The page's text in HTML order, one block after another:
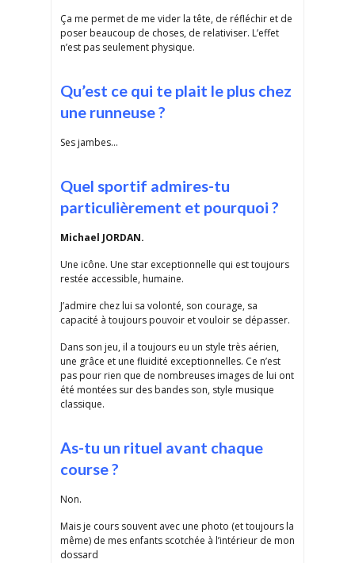
Ça me permet de me vider la tête, de réfléchir et de
poser beaucoup de choses, de relativiser. L’effet
n’est pas seulement physique.
Qu’est ce qui te plait le plus chez
une runneuse ?
Ses jambes…
Quel sportif admires-tu
particulièrement et pourquoi ?
Michael JORDAN.
Une icône. Une star exceptionnelle qui est toujours
restée accessible, humaine.
J’admire chez lui sa volonté, son courage, sa
capacité à toujours pouvoir et vouloir se dépasser.
Dans son jeu, il a toujours eu un style très aérien,
une grâce et une fluidité exceptionnelles. Ce n’est
pas pour rien que de nombreuses images de lui ont
été montées sur des bandes son, style musique
classique.
As-tu un rituel avant chaque
course ?
Non.
Mais je cours souvent avec une photo (et toujours la
même) de mes enfants scotchée à l’intérieur de mon
dossard